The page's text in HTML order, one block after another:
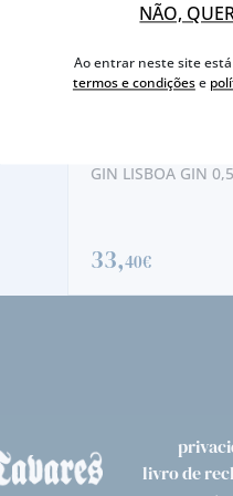
GIN LISBOA GIN
33,40€
livro de
NÃO,
Ao entrar neste site
termos e condiçõese